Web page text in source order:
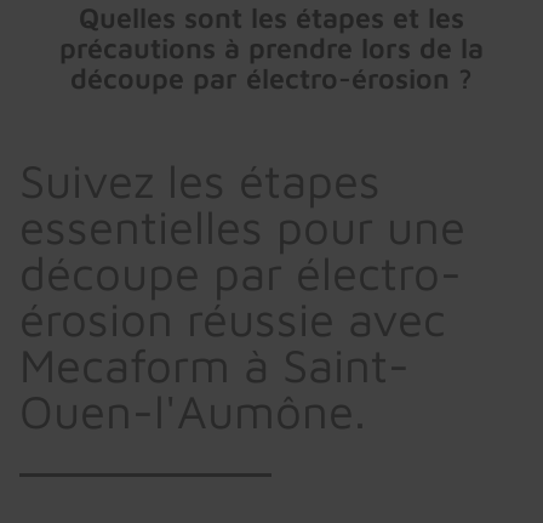
Quelles sont les étapes et les
précautions à prendre lors de la
découpe par électro-érosion ?
Suivez les étapes
essentielles pour une
découpe par électro-
érosion réussie avec
Mecaform à Saint-
Ouen-l'Aumône.